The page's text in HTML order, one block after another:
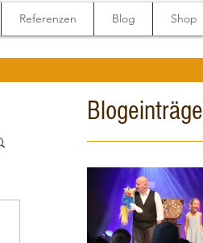
Referenzen Blog Shop
Blogeinträge